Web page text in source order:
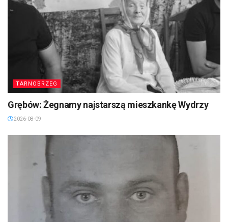
TARNOBRZEG
Grębów: Żegnamy najstarszą mieszkankę Wydrzy
2026-08-09